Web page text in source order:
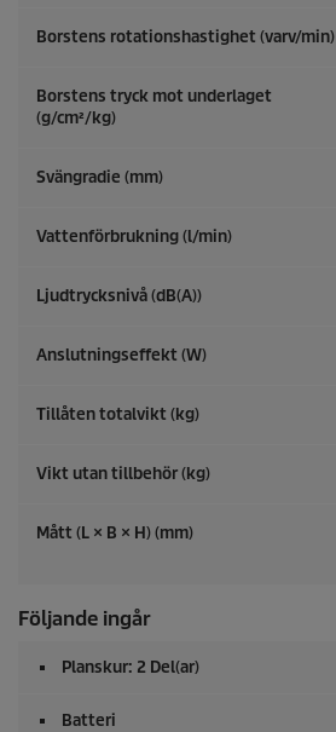
Borstens rotationshastighet (varv/min)
Borstens tryck mot underlaget
(g/cm²/kg)
Svängradie (mm)
Vattenförbrukning (l/min)
Ljudtrycksnivå (dB(A))
Anslutningseffekt (W)
Tillåten totalvikt (kg)
Vikt utan tillbehör (kg)
Mått (L × B × H) (mm)
Följande ingår
Planskur: 2 Del(ar)
Batteri